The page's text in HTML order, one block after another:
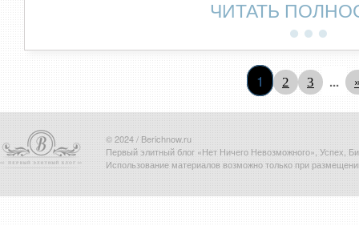
ЧИТАТЬ
1 2 3 ...
© 2024 / Berichnow.ru
Первый элитный блог «Нет Ничего Невозможного», Успех,
Использование материалов возможно только при